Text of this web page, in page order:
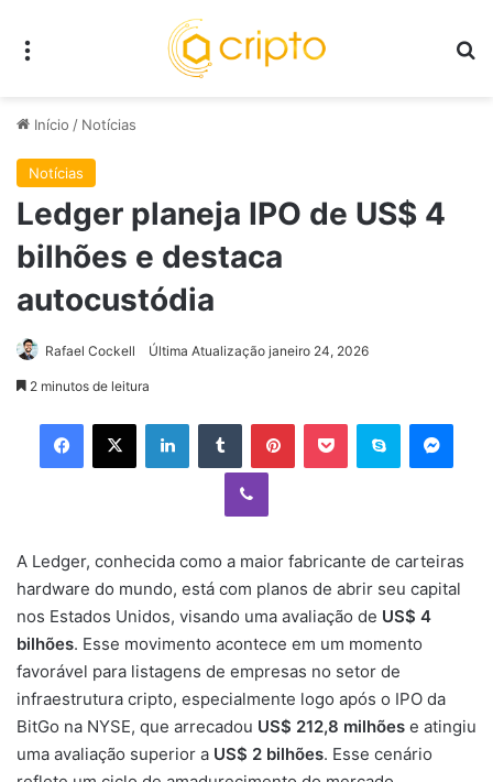
Início / Notícias
Notícias
Ledger planeja IPO de US$ 4
bilhões e destaca
autocustódia
Rafael Cockell Última Atualização janeiro 24, 2026
2 minutos de leitura
Facebook
X LinkedinTumblr PinterestPocket Skype
Viber
A Ledger, conhecida como a maior fabricante de carteiras
hardware do mundo, está com planos de abrir seu capital
nos Estados Unidos, visando uma avaliação de US$ 4
bilhões. Esse movimento acontece em um momento
favorável para listagens de empresas no setor de
infraestrutura cripto, especialmente logo após o IPO da
BitGo na NYSE, que arrecadou US$ 212,8 milhões e atingiu
uma avaliação superior a US$ 2 bilhões. Esse cenário